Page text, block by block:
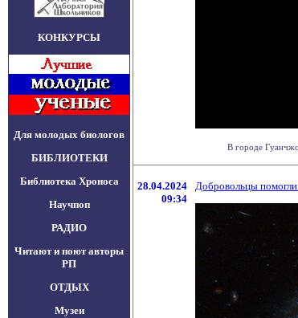
КОНКУРСЫ
Для молодых биологов
БИБЛИОТЕКИ
Библиотека Хроноса
Научпоп
РАДИО
Читают и поют авторы
РП
ОТДЫХ
Музеи
В городе
28.04.2024
09:34
Добровольцы помогли